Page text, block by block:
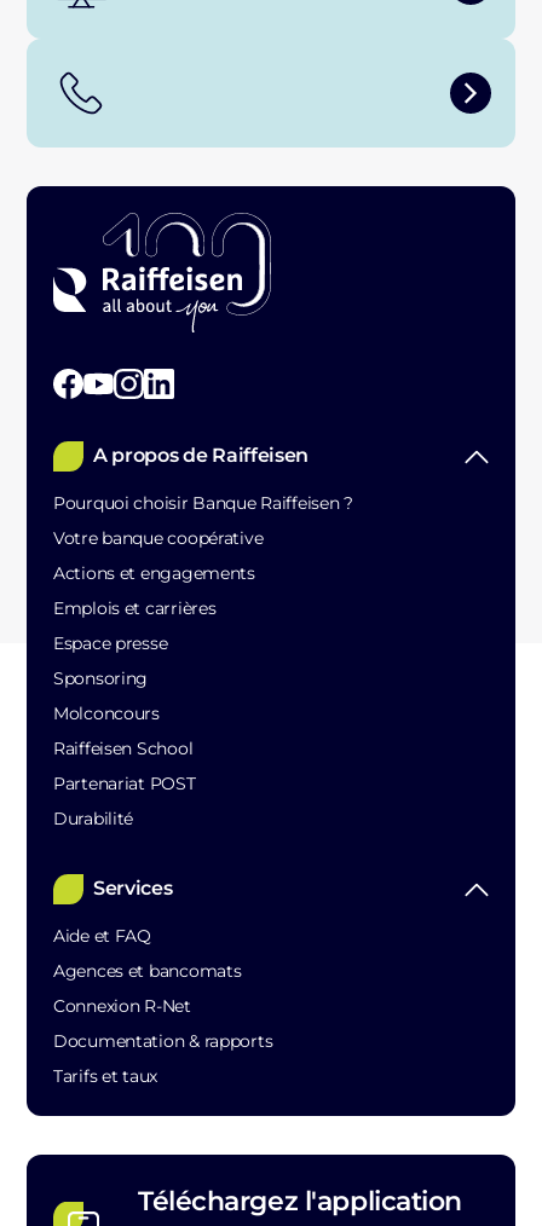
A propos de Raiffeisen
Pourquoi choisir Banque Raiffeisen ?
Votre banque coopérative
Actions et engagements
Emplois et carrières
Espace presse
Sponsoring
Molconcours
Raiffeisen School
Partenariat POST
Durabilité
Services
Aide et FAQ
Agences et bancomats
Connexion R-Net
Documentation & rapports
Tarifs et taux
Téléchargez l'application